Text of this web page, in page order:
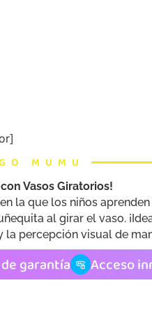
MUMU
Vasos Giratorios!
la que los niños
al girar el vaso.
percepción visual de
garantía Acceso